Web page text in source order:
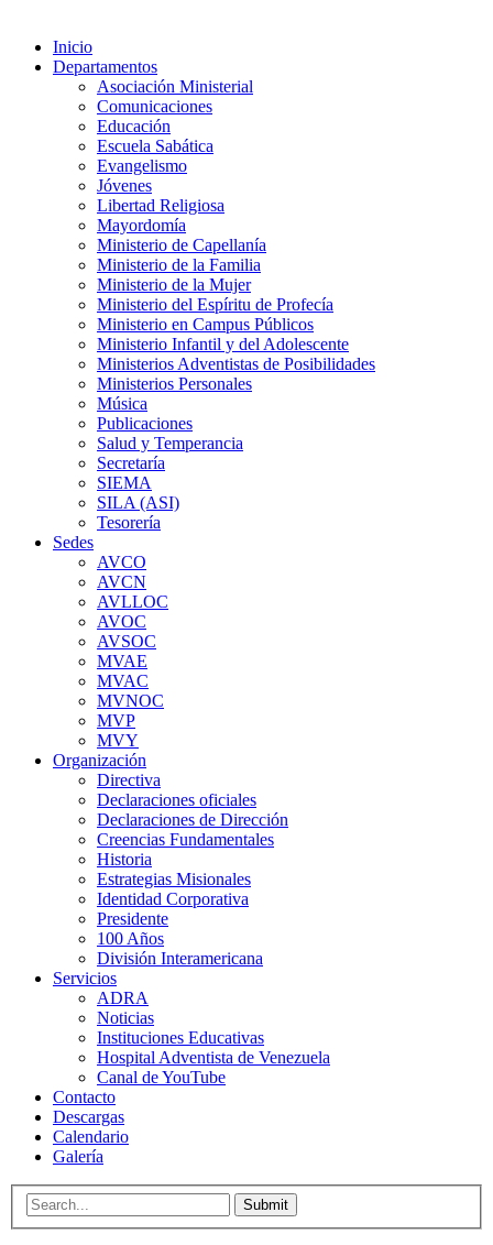
Inicio
Departamentos
Asociación Ministerial
Comunicaciones
Educación
Escuela Sabática
Evangelismo
Jóvenes
Libertad Religiosa
Mayordomía
Ministerio de Capellanía
Ministerio de la Familia
Ministerio de la Mujer
Ministerio del Espíritu de Profecía
Ministerio en Campus Públicos
Ministerio Infantil y del Adolescente
Ministerios Adventistas de Posibilidades
Ministerios Personales
Música
Publicaciones
Salud y Temperancia
Secretaría
SIEMA
SILA (ASI)
Tesorería
Sedes
AVCO
AVCN
AVLLOC
AVOC
AVSOC
MVAE
MVAC
MVNOC
MVP
MVY
Organización
Directiva
Declaraciones oficiales
Declaraciones de Dirección
Creencias Fundamentales
Historia
Estrategias Misionales
Identidad Corporativa
Presidente
100 Años
División Interamericana
Servicios
ADRA
Noticias
Instituciones Educativas
Hospital Adventista de Venezuela
Canal de YouTube
Contacto
Descargas
Calendario
Galería
Submit